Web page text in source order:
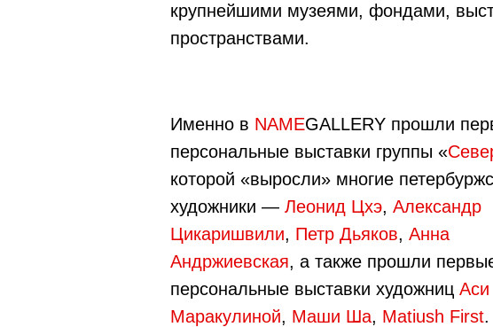
крупнейшими музеями, фондами,
пространствами.
Именно в NAMEGALLERY прошли
персональные выставки группы «
которой «выросли» многие
художники — Леонид Цхэ, Александр
Цикаришвили, Петр Дьяков, Анна
Андржиевская, а также прошли
персональные выставки художниц Аси
Маракулиной, Маши Ша, Matiush First.